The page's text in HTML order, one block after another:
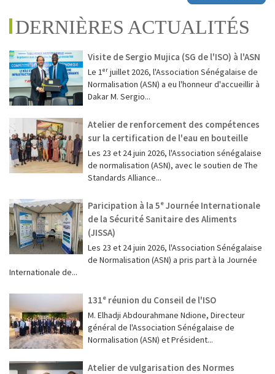
DERNIÈRES ACTUALITÉS
Visite de Sergio Mujica (SG de l'ISO) à l'ASN
Le 1ᵉʳ juillet 2026, l'Association Sénégalaise de
Normalisation (ASN) a eu l'honneur d'accueillir à
Dakar M. Sergio...
Atelier de renforcement des compétences
sur la certification de l'eau en bouteille
Les 23 et 24 juin 2026, l'Association sénégalaise
de normalisation (ASN), avec le soutien de The
Standards Alliance...
Paricipation à la 5ᵉ Journée Internationale
de la Sécurité Sanitaire des Aliments
(JISSA)
‎Les 23 et 24 juin 2026, l'Association Sénégalaise
de Normalisation (ASN) a pris part à la Journée
Internationale de...
131ᵉ réunion du Conseil de l'ISO
M. Elhadji Abdourahmane Ndione, Directeur
général de l'Association Sénégalaise de
Normalisation (ASN) et Président...
Atelier de vulgarisation des Normes